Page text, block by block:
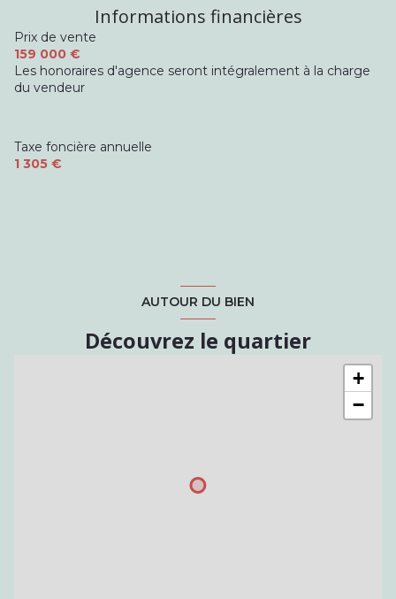
Informations financières
Prix de vente
159 000 €
Les honoraires d'agence seront intégralement à la charge
du vendeur
Taxe foncière annuelle
1 305 €
AUTOUR DU BIEN
Découvrez le quartier
+
−